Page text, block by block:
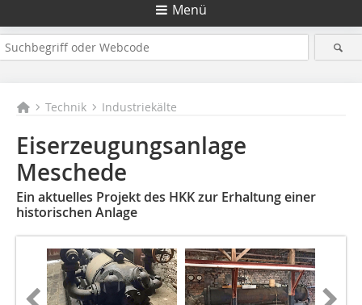
Menü
Technik Industriekälte
Eiserzeugungsanlage
Meschede
Ein aktuelles Projekt des HKK zur Erhaltung einer
historischen Anlage